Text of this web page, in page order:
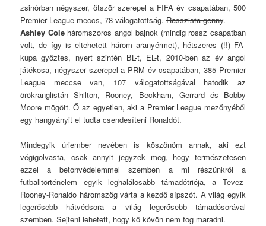
zsinórban négyszer, ötször szerepel a FIFA év csapatában, 500
Premier League meccs, 78 válogatottság.Rasszista genny.
Ashley Coleháromszoros angol bajnok (mindig rossz csapatban
volt, de így is eltehetett három aranyérmet), hétszeres (!!) FA-
kupa győztes, nyert szintén BL-t, EL-t, 2010-ben az év angol
játékosa, négyszer szerepel a PRM év csapatában, 385 Premier
League meccse van, 107 válogatottságával hatodik az
örökranglistán Shilton, Rooney, Beckham, Gerrard és Bobby
Moore mögött. Ő az egyetlen, aki a Premier League mezőnyéből
egy hangyányit el tudta csendesíteni Ronaldót.
Mindegyik úriember nevében is köszönöm annak, aki ezt
végigolvasta, csak annyit jegyzek meg, hogy természetesen
ezzel a betonvédelemmel szemben a mi részünkről a
futballtörténelem egyik leghalálosabb támadótriója, a Tevez-
Rooney-Ronaldo háromszög várta a kezdő sípszót. A világ egyik
legerősebb hátvédsora a világ legerősebb támadósorával
szemben. Sejteni lehetett, hogy kő kövön nem fog maradni.